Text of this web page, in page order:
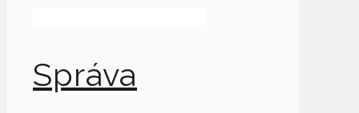
Správa